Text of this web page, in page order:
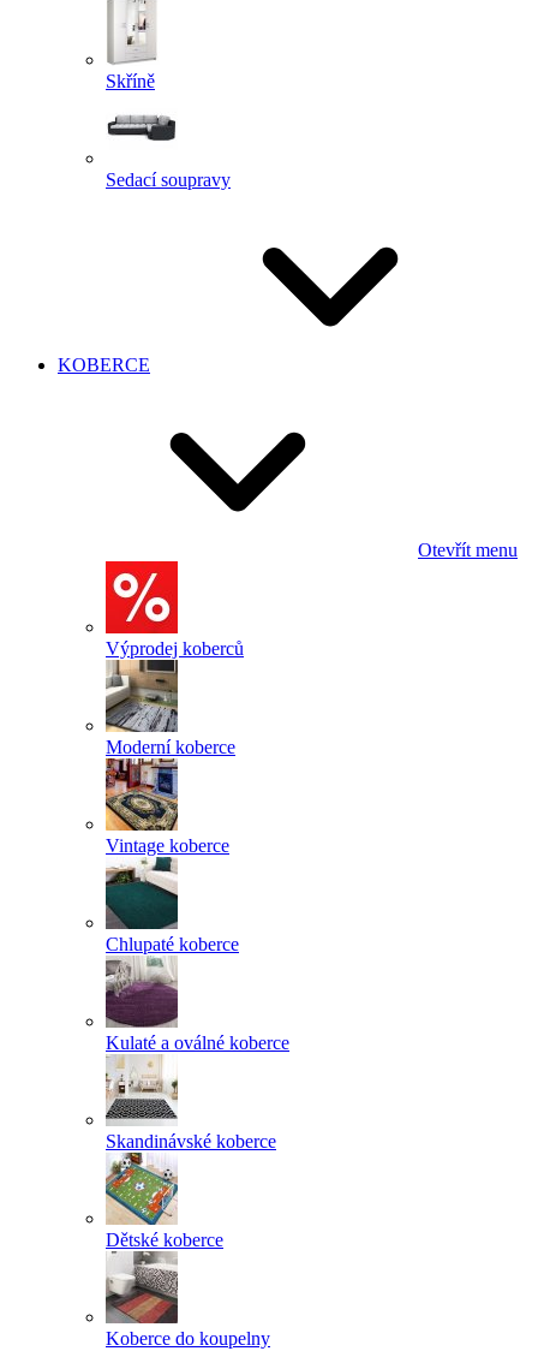
Skříně
Sedací soupravy
KOBERCE
Otevřít menu
Výprodej koberců
Moderní koberce
Vintage koberce
Chlupaté koberce
Kulaté a oválné koberce
Skandinávské koberce
Dětské koberce
Koberce do koupelny